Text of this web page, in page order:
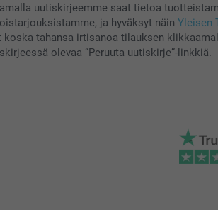
uutiskirjeemme saat tietoa
ja hyväksyt näin Yleisen
koska tahansa irtisanoa tilauksen
olevaa “Peruuta uutiskirje”-linkkiä.